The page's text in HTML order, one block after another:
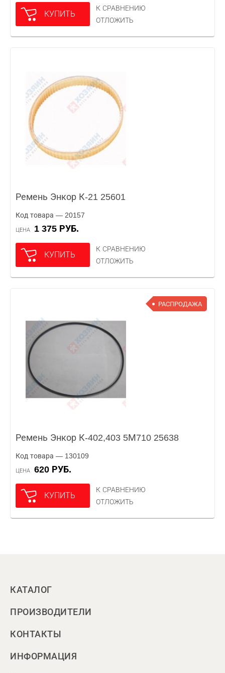
КУПИТЬ
К СРАВНЕНИЮ
ОТЛОЖИТЬ
Ремень Энкор К-21 25601
Код товара — 20157
ЦЕНА 1 375 РУБ.
КУПИТЬ
К СРАВНЕНИЮ
ОТЛОЖИТЬ
РАСПРОДАЖА
Ремень Энкор К-402,403 5М710 25638
Код товара — 130109
ЦЕНА 620 РУБ.
КУПИТЬ
К СРАВНЕНИЮ
ОТЛОЖИТЬ
КАТАЛОГ
ПРОИЗВОДИТЕЛИ
КОНТАКТЫ
ИНФОРМАЦИЯ